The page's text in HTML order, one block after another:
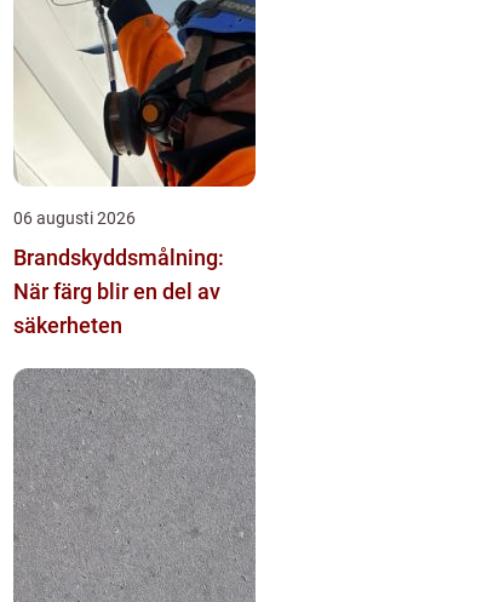
06 augusti 2026
Brandskyddsmålning:
När färg blir en del av
säkerheten